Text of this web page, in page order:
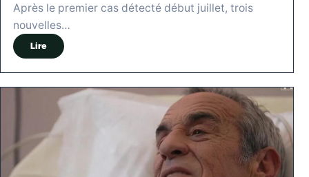
Après le premier cas détecté début juillet, trois
nouvelles…
Lire